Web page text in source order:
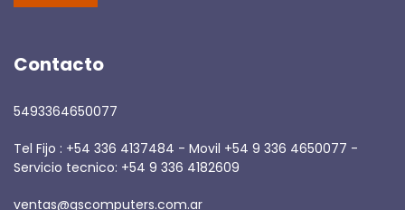
Contacto
5493364650077
Tel Fijo : +54 336 4137484 - Movil +54 9 336 4650077 -
Servicio tecnico: +54 9 336 4182609
ventas@gscomputers.com.ar